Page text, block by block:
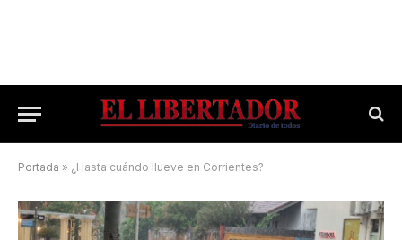
Portada » ¿Hasta cuándo llueve en Corrientes?